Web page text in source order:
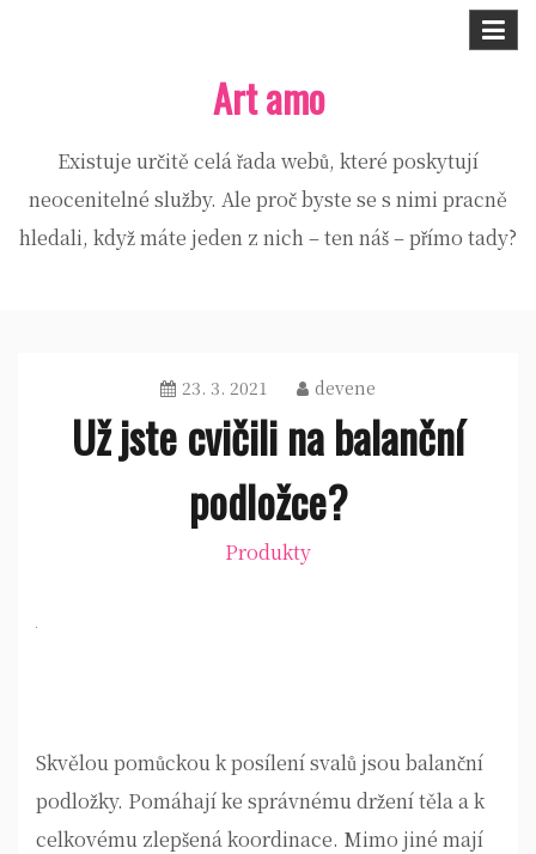
Art amo
Existuje určitě celá řada webů, které poskytují
neocenitelné služby. Ale proč byste se s nimi pracně
hledali, když máte jeden z nich – ten náš – přímo tady?
23. 3. 2021 devene
Už jste cvičili na balanční
podložce?
Produkty
Skvělou pomůckou k posílení svalů jsoubalanční
podložky. Pomáhají ke správnému držení těla a k
celkovému zlepšená koordinace. Mimo jiné mají